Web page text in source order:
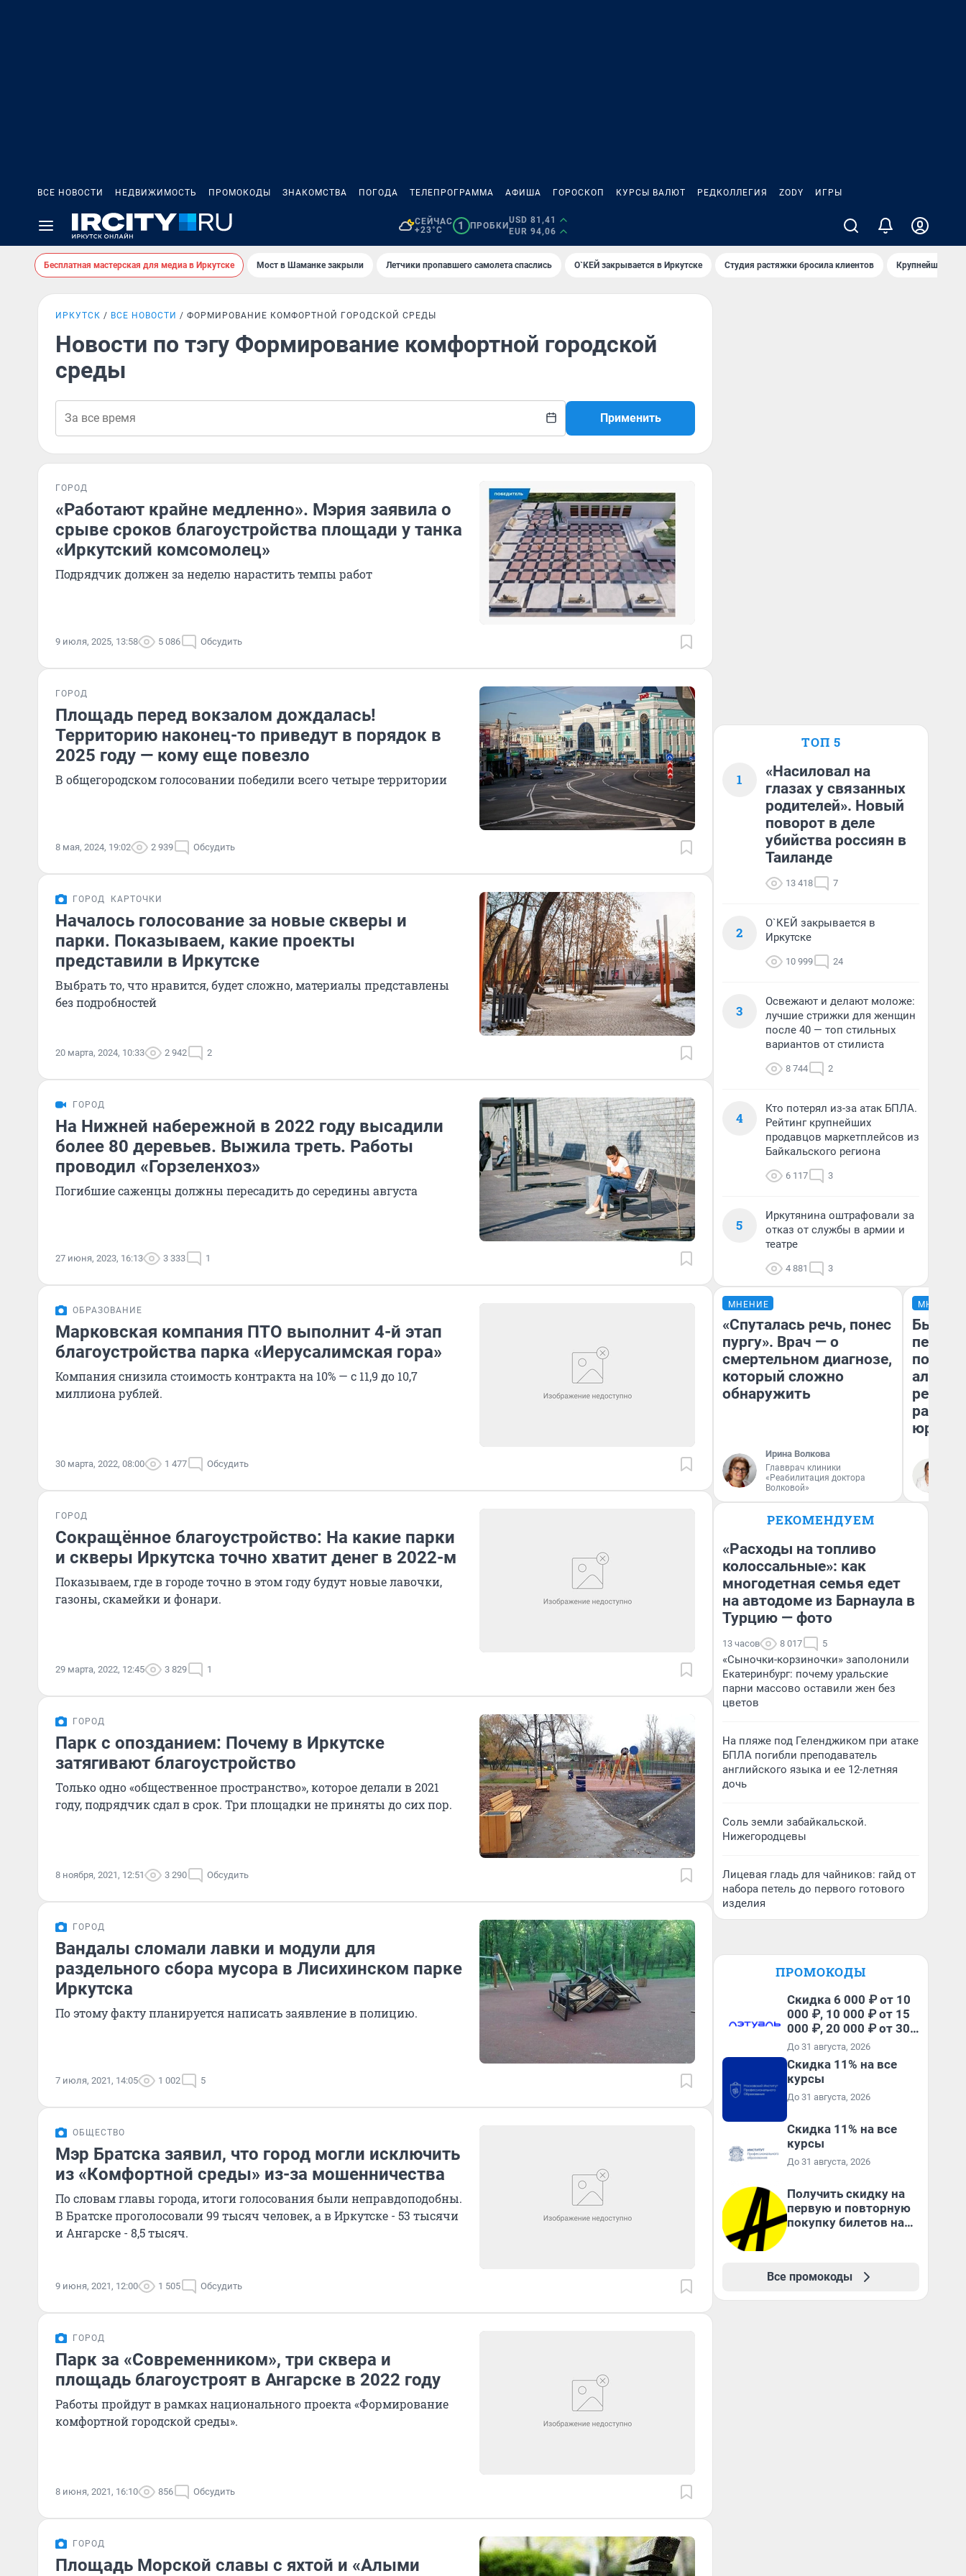
ВСЕ НОВОСТИ НЕДВИЖИМОСТЬ ПРОМОКОДЫ ЗНАКОМСТВА ПОГОДА ТЕЛЕПРОГРАММА АФИША ГОРОСКОП КУРСЫ ВАЛЮТ РЕДКОЛЛЕГИЯ ZODY ИГРЫ
СЕЙЧАС
+23°C
1 ПРОБКИ
USD 81,41
EUR 94,06
Бесплатная мастерская для медиа в Иркутске Мост в Шаманке закрыли Летчики пропавшего самолета спаслись О`КЕЙ закрывается в Иркутске Студия растяжки бросила клиентов Крупнейшие
ИРКУТСК ВСЕ НОВОСТИ ФОРМИРОВАНИЕ КОМФОРТНОЙ ГОРОДСКОЙ СРЕДЫ
Новости по тэгу Формирование комфортной городской
среды
Применить
ГОРОД
«Работают крайне медленно». Мэрия заявила о
срыве сроков благоустройства площади у танка
«Иркутский комсомолец»
Подрядчик должен за неделю нарастить темпы работ
9 июля, 2025, 13:58 5 086 Обсудить
ГОРОД
Площадь перед вокзалом дождалась!
Территорию наконец-то приведут в порядок в
2025 году — кому еще повезло
В общегородском голосовании победили всего четыре территории
8 мая, 2024, 19:02 2 939 Обсудить
ГОРОД КАРТОЧКИ
Началось голосование за новые скверы и
парки. Показываем, какие проекты
представили в Иркутске
Выбрать то, что нравится, будет сложно, материалы представлены
без подробностей
20 марта, 2024, 10:33 2 942 2
ГОРОД
На Нижней набережной в 2022 году высадили
более 80 деревьев. Выжила треть. Работы
проводил «Горзеленхоз»
Погибшие саженцы должны пересадить до середины августа
27 июня, 2023, 16:13 3 333 1
ОБРАЗОВАНИЕ
Марковская компания ПТО выполнит 4-й этап
благоустройства парка «Иерусалимская гора»
Компания снизила стоимость контракта на 10% — с 11,9 до 10,7
миллиона рублей.
30 марта, 2022, 08:00 1 477 Обсудить
ГОРОД
Сокращённое благоустройство: На какие парки
и скверы Иркутска точно хватит денег в 2022-м
Показываем, где в городе точно в этом году будут новые лавочки,
газоны, скамейки и фонари.
29 марта, 2022, 12:45 3 829 1
ГОРОД
Парк с опозданием: Почему в Иркутске
затягивают благоустройство
Только одно «общественное пространство», которое делали в 2021
году, подрядчик сдал в срок. Три площадки не приняты до сих пор.
8 ноября, 2021, 12:51 3 290 Обсудить
ГОРОД
Вандалы сломали лавки и модули для
раздельного сбора мусора в Лисихинском парке
Иркутска
По этому факту планируется написать заявление в полицию.
7 июля, 2021, 14:05 1 002 5
ОБЩЕСТВО
Мэр Братска заявил, что город могли исключить
из «Комфортной среды» из-за мошенничества
По словам главы города, итоги голосования были неправдоподобны.
В Братске проголосовали 99 тысяч человек, а в Иркутске - 53 тысячи
и Ангарске - 8,5 тысяч.
9 июня, 2021, 12:00 1 505 Обсудить
ГОРОД
Парк за «Современником», три сквера и
площадь благоустроят в Ангарске в 2022 году
Работы пройдут в рамках национального проекта «Формирование
комфортной городской среды».
8 июня, 2021, 16:10 856 Обсудить
ГОРОД
Площадь Морской славы с яхтой и «Алыми
ТОП 5
1
«Насиловал на
глазах у связанных
родителей». Новый
поворот в деле
убийства россиян в
Таиланде
13 418 7
2
О`КЕЙ закрывается в
Иркутске
10 999 24
3
Освежают и делают моложе:
лучшие стрижки для женщин
после 40 — топ стильных
вариантов от стилиста
8 744 2
4
Кто потерял из-за атак БПЛА.
Рейтинг крупнейших
продавцов маркетплейсов из
Байкальского региона
6 117 3
5
Иркутянина оштрафовали за
отказ от службы в армии и
театре
4 881 3
МНЕНИЕ
«Спуталась речь, понес
пургу». Врач — о
смертельном диагнозе,
который сложно
обнаружить
Ирина Волкова
Главврач клиники
«Реабилитация доктора
Волковой»
МНЕНИЕ
Был
разбор
юриста
РЕКОМЕНДУЕМ
«Расходы на топливо
колоссальные»: как
многодетная семья едет
на автодоме из Барнаула в
Турцию — фото
13 часов 8 017 5
«Сыночки-корзиночки» заполонили
Екатеринбург: почему уральские
парни массово оставили жен без
цветов
На пляже под Геленджиком при атаке
БПЛА погибли преподаватель
английского языка и ее 12-летняя
дочь
Соль земли забайкальской.
Нижегородцевы
Лицевая гладь для чайников: гайд от
набора петель до первого готового
изделия
ПРОМОКОДЫ
Скидка 6 000 ₽ от 10
000 ₽, 10 000 ₽ от 15
000 ₽, 20 000 ₽ от 30
000 ₽ и 35 000 ₽ от 50
000 ₽ на первый и все
повторные заказы по
промокоду НАБЕРИ
До 31 августа, 2026
Скидка 11% на все
курсы
До 31 августа, 2026
Скидка 11% на все
курсы
До 31 августа, 2026
Получить скидку на
первую и повторную
покупку билетов на
Все промокоды